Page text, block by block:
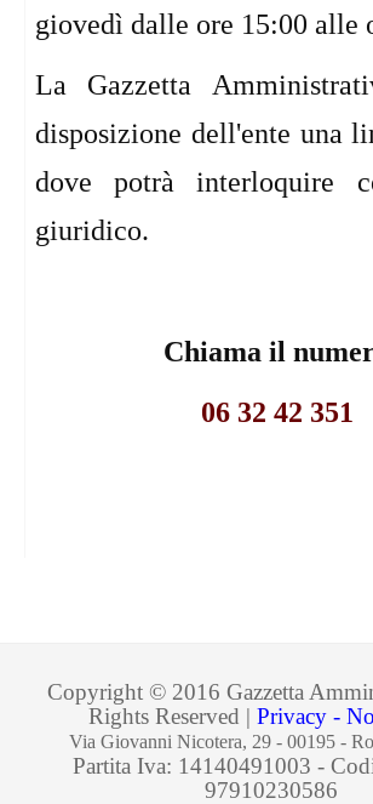
giovedì dalle ore 15:00 alle
La Gazzetta
disposizione dell'ente una
dove potrà interloquire
giuridico.
Chiama il
06 32 42 351
Copyright © 2016 Gazzetta
Rights Reserved | Privacy -
Via Giovanni Nicotera, 29 - 00195 -
Partita Iva: 14140491003 -
97910230586